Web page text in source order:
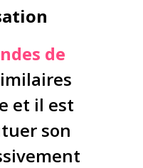
de
et il est
son